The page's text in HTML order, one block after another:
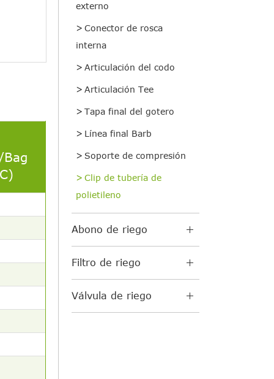
externo
Conector de rosca
interna
Articulación del codo
Articulación Tee
Tapa final del gotero
Línea final Barb
Soporte de compresión
Clip de tubería de
polietileno
Abono de riego
Filtro de riego
Válvula de riego